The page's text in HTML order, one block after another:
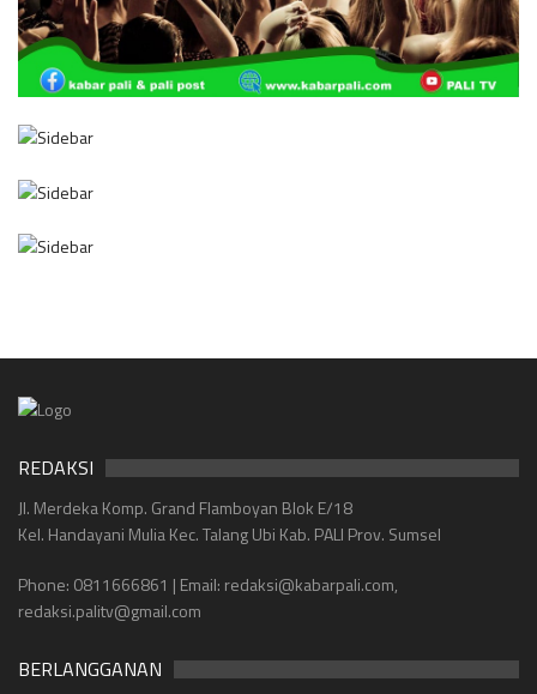
REDAKSI
Jl. Merdeka Komp. Grand Flamboyan Blok E/18
Kel. Handayani Mulia Kec. Talang Ubi Kab. PALI Prov. Sumsel
Phone: 0811666861 | Email: redaksi@kabarpali.com,
redaksi.palitv@gmail.com
BERLANGGANAN